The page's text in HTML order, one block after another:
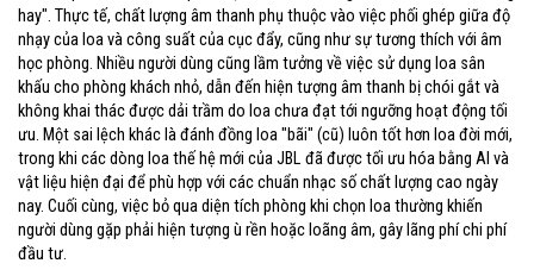
hay". Thực tế, chất lượng âm thanh phụ thuộc vào việc phối ghép giữa độ
nhạy của loa và công suất của cục đẩy, cũng như sự tương thích với âm
học phòng. Nhiều người dùng cũng lầm tưởng về việc sử dụng loa sân
khấu cho phòng khách nhỏ, dẫn đến hiện tượng âm thanh bị chói gắt và
không khai thác được dải trầm do loa chưa đạt tới ngưỡng hoạt động tối
ưu. Một sai lệch khác là đánh đồng loa "bãi" (cũ) luôn tốt hơn loa đời mới,
trong khi các dòng loa thế hệ mới của JBL đã được tối ưu hóa bằng AI và
vật liệu hiện đại để phù hợp với các chuẩn nhạc số chất lượng cao ngày
nay. Cuối cùng, việc bỏ qua diện tích phòng khi chọn loa thường khiến
người dùng gặp phải hiện tượng ù rền hoặc loãng âm, gây lãng phí chi phí
đầu tư.